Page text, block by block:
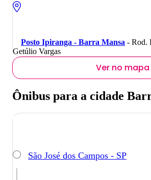
Posto Ipiranga - Barra Mansa - Rod.
Getúlio Vargas
Ver no mapa
Ônibus para a cidade
São José dos Campos - SP